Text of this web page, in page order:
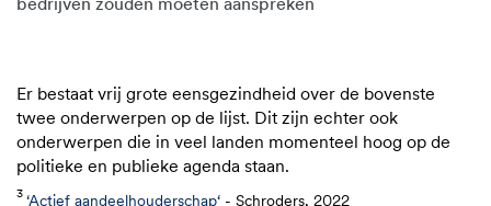
bedrijven zouden moeten aanspreken
Er bestaat vrij grote eensgezindheid over de bovenste
twee onderwerpen op de lijst. Dit zijn echter ook
onderwerpen die in veel landen momenteel hoog op de
politieke en publieke agenda staan.
3 ‘Actief aandeelhouderschap‘ - Schroders, 2022